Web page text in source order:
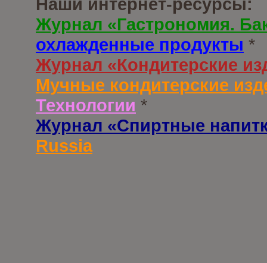
Журнал «Гастрономия.
охлажденные продукты *
Журнал «Кондитерские
Мучные кондитерские
Технологии *
Журнал «Спиртные
Russia